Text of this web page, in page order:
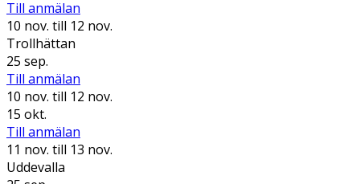
Till anmälan
10 nov. till 12 nov.
Trollhättan
25 sep.
Till anmälan
10 nov. till 12 nov.
15 okt.
Till anmälan
11 nov. till 13 nov.
Uddevalla